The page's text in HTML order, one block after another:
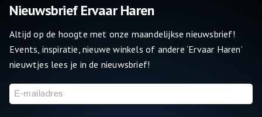
Nieuwsbrief Ervaar Haren
Altijd op de hoogte met onze maandelijkse nieuwsbrief!
Events, inspiratie, nieuwe winkels of andere ‘Ervaar Haren’
nieuwtjes lees je in de nieuwsbrief!
E-
mailadres